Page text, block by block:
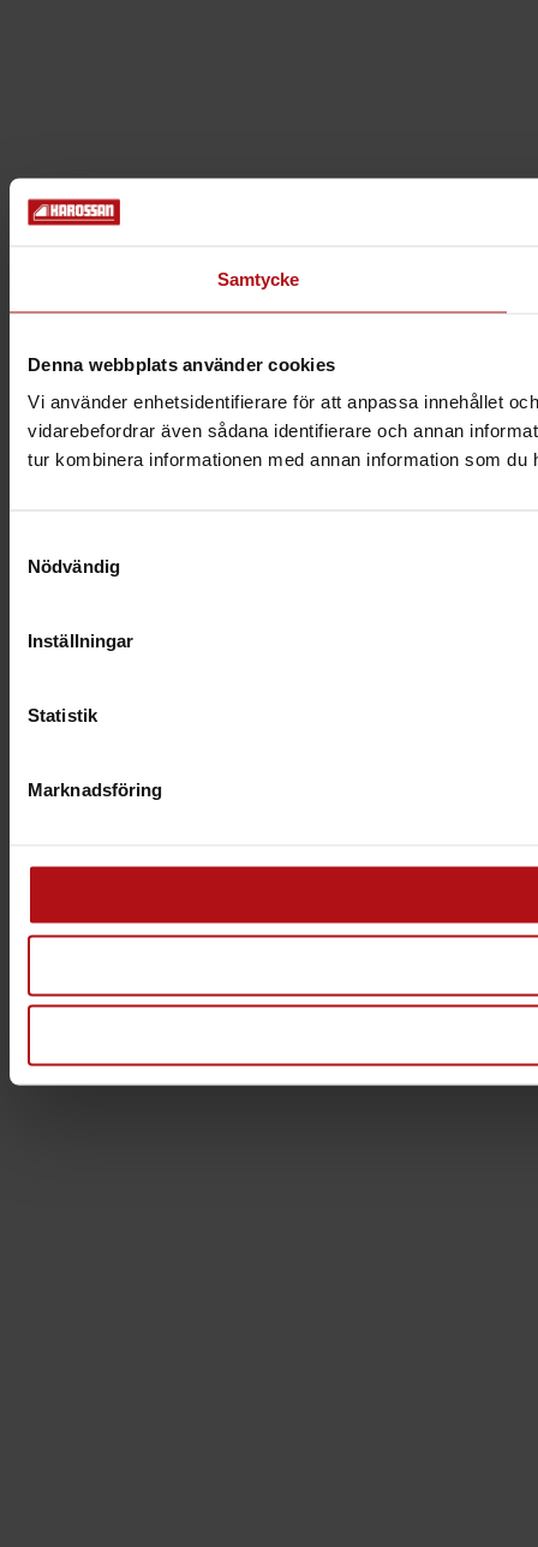
Samtycke
Denna webbplats använder cookies
Vi använder enhetsidentifierare för att anpassa innehållet
vidarebefordrar även sådana identifierare och annan
tur kombinera informationen med annan information som
Nödvändig
Inställningar
Statistik
Marknadsföring